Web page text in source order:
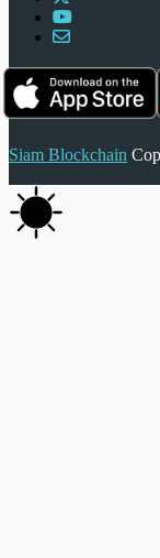
Siam Blockchain